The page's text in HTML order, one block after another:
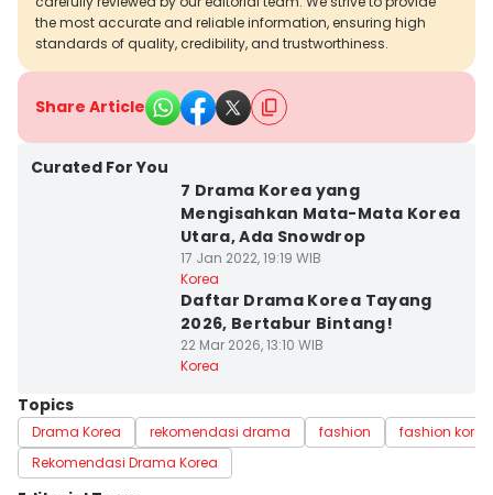
the most accurate and reliable information, ensuring high
standards of quality, credibility, and trustworthiness.
Share Article
Curated For You
7 Drama Korea yang
Mengisahkan Mata-Mata Korea
Utara, Ada Snowdrop
17 Jan 2022, 19:19 WIB
Korea
Daftar Drama Korea Tayang
2026, Bertabur Bintang!
22 Mar 2026, 13:10 WIB
Korea
Topics
Drama Korea rekomendasi drama fashion
fashion korea
Rekomendasi Drama Korea